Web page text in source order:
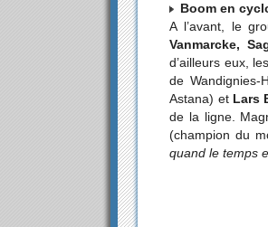
Boom en
A l’avant, le
Vanmarcke,
d’ailleurs eux,
de
Astana) et Lars
de la ligne.
(champion du
quand le temps